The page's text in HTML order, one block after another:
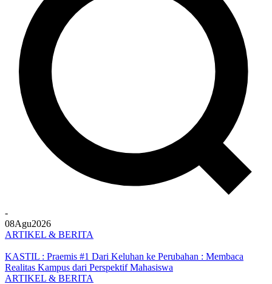
-
08Agu2026
ARTIKEL & BERITA
KASTIL : Praemis #1 Dari Keluhan ke Perubahan : Membaca
Realitas Kampus dari Perspektif Mahasiswa
ARTIKEL & BERITA